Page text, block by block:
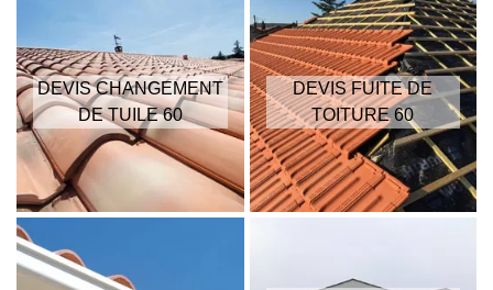
DEVIS CHANGEMENT
DE TUILE 60
DEVIS FUITE DE
TOITURE 60